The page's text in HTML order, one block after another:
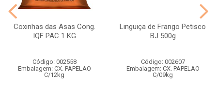
Coxinhas das Asas Cong.
IQF PAC 1 KG
Código: 002558
Embalagem: CX. PAPELAO
C/12kg
Linguiça de Frango Petisco
BJ 500g
Código: 002607
Embalagem: CX. PAPELAO
C/09kg